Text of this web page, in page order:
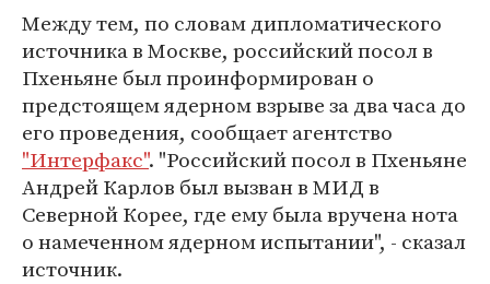
Между тем, по словам дипломатического
источника в Москве, российский посол в
Пхеньяне был проинформирован о
предстоящем ядерном взрыве за два часа до
его проведения, сообщает агентство
"Интерфакс". "Российский посол в Пхеньяне
Андрей Карлов был вызван в МИД в
Северной Корее, где ему была вручена нота
о намеченном ядерном испытании", - сказал
источник.